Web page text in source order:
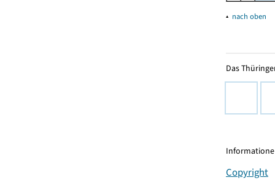
▴ nach oben
Das
Copyright